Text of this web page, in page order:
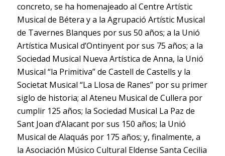
concreto, se ha homenajeado al Centre Artístic
Musical de Bétera y a la Agrupació Artístic Musical
de Tavernes Blanques por sus 50 años; a la Unió
Artística Musical d’Ontinyent por sus 75 años; a la
Sociedad Musical Nueva Artística de Anna, la Unió
Musical “la Primitiva” de Castell de Castells y la
Societat Musical “La Llosa de Ranes” por su primer
siglo de historia; al Ateneu Musical de Cullera por
cumplir 125 años; la Sociedad Musical La Paz de
Sant Joan d’Alacant por sus 150 años; la Unió
Musical de Alaquás por 175 años; y, finalmente, a
la Asociación Músico Cultural Eldense Santa Cecilia